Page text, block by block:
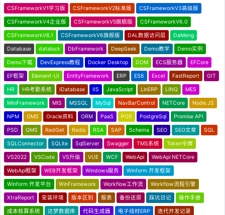
CSFrameworkV1学习版 CSFrameworkV2标准版 CSFrameworkV3高级版
CSFrameworkV4企业版 CSFrameworkV5旗舰版 CSFrameworkV6.0
CSFrameworkV6.1 CSFrameworkV6旗舰版 DAL数据访问层 DaMeng
Database datalock DbFramework DeepSeek Demo教学 Demo实例
Demo下载 DevExpress教程 Docker Desktop DOM ECS服务器 EFCore
EF框架 Element-UI EntityFramework ERP ES6 Excel FastReport GIT
HR HR考勤系统 IDatabase IIS JavaScript LinERP LINQ MES
MiniFramework MIS MSSQL MySql NavBarControl NETCore Node.JS
NPM OMS Oracle资料 ORM PaaS POS PostgreSql Promise API
PSD QMS RedGet Redis RSA SAP Schema SEO SEO文章 SQL
SQLConnector SQLite SqlServer Swagger TMS系统 Token令牌
VS2022 VSCode VS升级 VUE WCF WebApi WebApi NETCore
WebApi框架 WEB开发框架 Windows服务 Winform 开发框架
Winform 开发平台 WinFramework Workflow工作流 Workflow流程引擎
XtraReport 安装环境 版本区别 报表 备份还原 踩坑日记 操作手册
成本核算系统 达梦数据库 代码生成器 电子线材ERP 迭代开发记录